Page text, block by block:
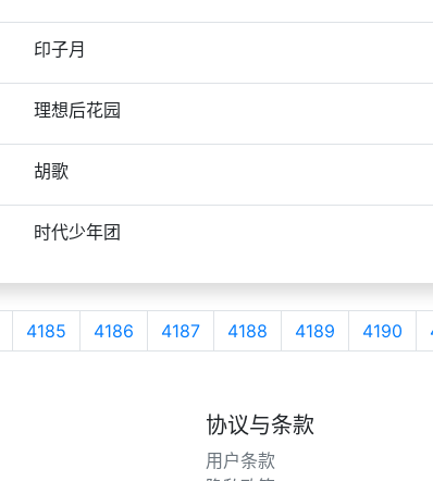
印子月
理想后花园
胡歌
时代少年团
4185 4186 4187 4188 4189 4190
协议与条款
用户条款